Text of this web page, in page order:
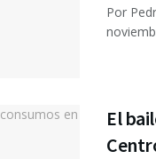
Por
El